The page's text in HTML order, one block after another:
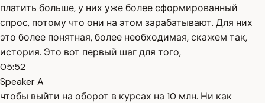
платить больше, у них уже более сформированный
спрос, потому что они на этом зарабатывают. Для них
это более понятная, более необходимая, скажем так,
история. Это вот первый шаг для того,
05:52
Speaker A
чтобы выйти на оборот в курсах на 10 млн. Ни как